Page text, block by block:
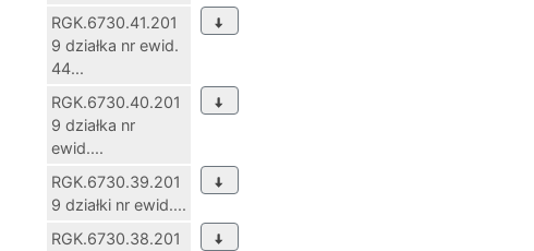
RGK.6730.41.201
9 działka nr ewid.
44...
RGK.6730.40.201
9 działka nr
ewid....
RGK.6730.39.201
9 działki nr ewid....
RGK.6730.38.201